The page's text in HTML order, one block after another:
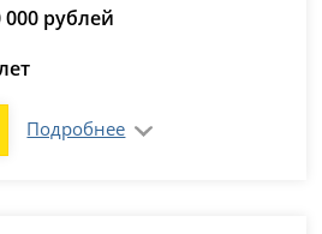
000 рублей
Подробнее